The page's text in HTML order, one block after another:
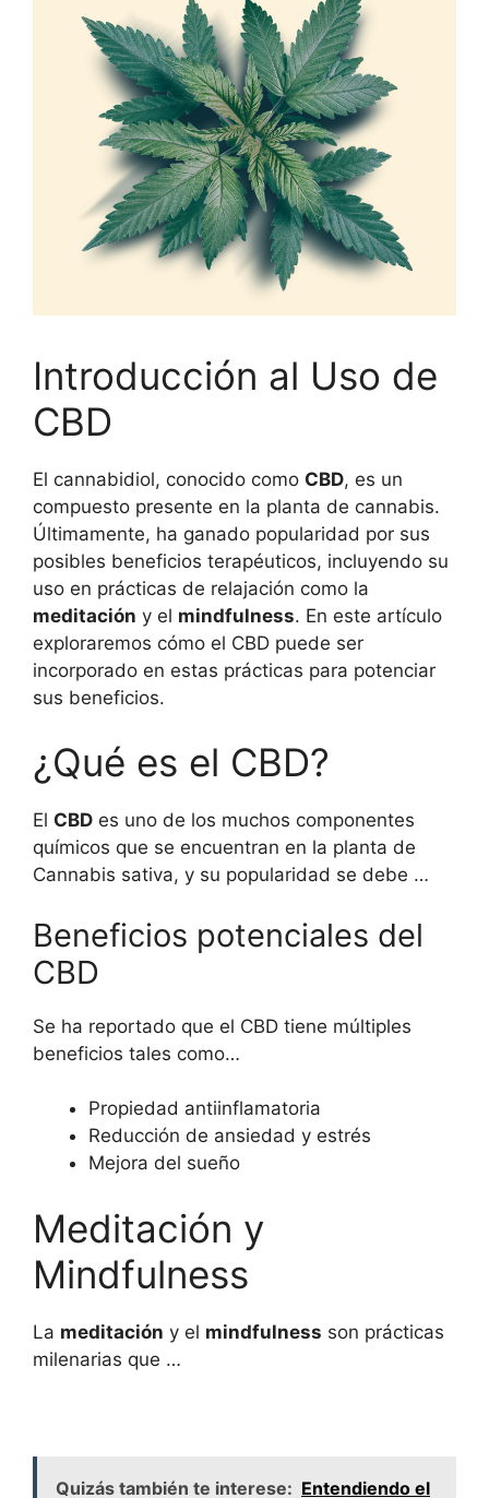
Introducción al Uso de
CBD
El cannabidiol, conocido como CBD, es un
compuesto presente en la planta de cannabis.
Últimamente, ha ganado popularidad por sus
posibles beneficios terapéuticos, incluyendo su
uso en prácticas de relajación como la
meditación y el mindfulness. En este artículo
exploraremos cómo el CBD puede ser
incorporado en estas prácticas para potenciar
sus beneficios.
¿Qué es el CBD?
El CBD es uno de los muchos componentes
químicos que se encuentran en la planta de
Cannabis sativa, y su popularidad se debe …
Beneficios potenciales del
CBD
Se ha reportado que el CBD tiene múltiples
beneficios tales como…
Propiedad antiinflamatoria
Reducción de ansiedad y estrés
Mejora del sueño
Meditación y
Mindfulness
La meditación y el mindfulness son prácticas
milenarias que …
Quizás también te interese: Entendiendo el